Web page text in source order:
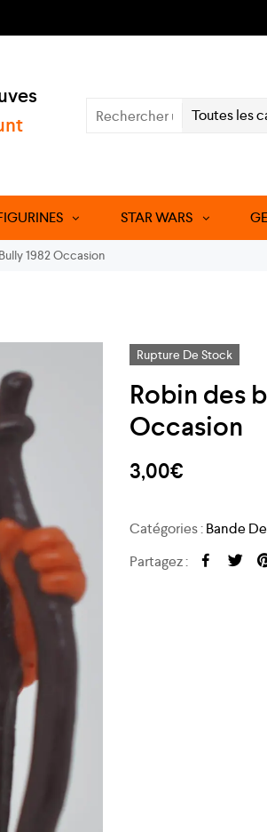
Toutes les
STAR WARS
1982 Occasion
Rupture De Stock
Robin des
Occasion
3,00€
Catégories :Bande
Partagez :